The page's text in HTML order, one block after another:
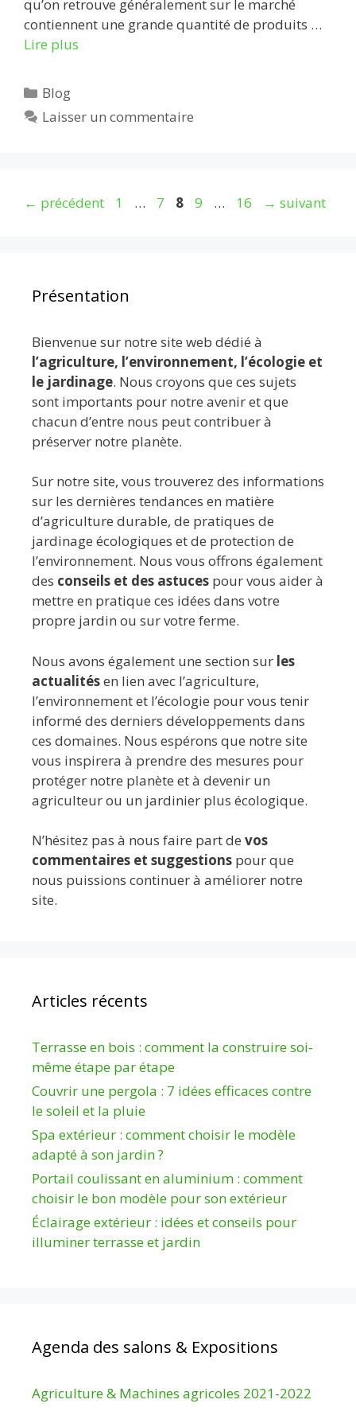
qu’on retrouve généralement sur le marché
contiennent une grande quantité de produits …
Lire plus
Catégories
Blog
Laisser un commentaire
← précédent Page
1 … Page
7 Page
8 Page
9 … Page
16 → suivant
Présentation
Bienvenue sur notre site web dédié à
l’agriculture, l’environnement, l’écologie et
le jardinage. Nous croyons que ces sujets
sont importants pour notre avenir et que
chacun d’entre nous peut contribuer à
préserver notre planète.
Sur notre site, vous trouverez des informations
sur les dernières tendances en matière
d’agriculture durable, de pratiques de
jardinage écologiques et de protection de
l’environnement. Nous vous offrons également
des conseils et des astuces pour vous aider à
mettre en pratique ces idées dans votre
propre jardin ou sur votre ferme.
Nous avons également une section sur les
actualitésen lien avec l’agriculture,
l’environnement et l’écologie pour vous tenir
informé des derniers développements dans
ces domaines. Nous espérons que notre site
vous inspirera à prendre des mesures pour
protéger notre planète et à devenir un
agriculteur ou un jardinier plus écologique.
N’hésitez pas à nous faire part de vos
commentaires et suggestions pour que
nous puissions continuer à améliorer notre
site.
Articles récents
Terrasse en bois : comment la construire soi-
même étape par étape
Couvrir une pergola : 7 idées efficaces contre
le soleil et la pluie
Spa extérieur : comment choisir le modèle
adapté à son jardin ?
Portail coulissant en aluminium : comment
choisir le bon modèle pour son extérieur
Éclairage extérieur : idées et conseils pour
illuminer terrasse et jardin
Agenda des salons & Expositions
Agriculture & Machines agricoles 2021-2022